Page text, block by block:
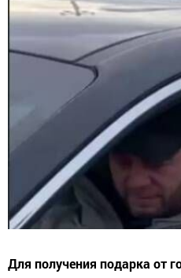
Для получения подарка от